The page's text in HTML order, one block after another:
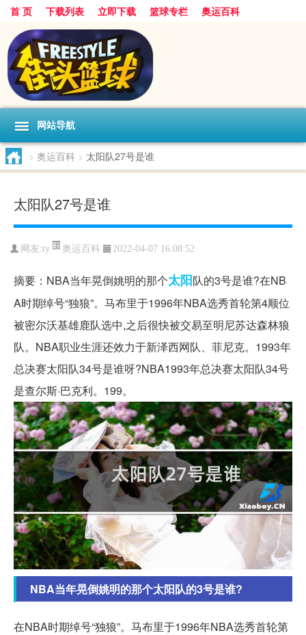
首 页 下载列表 立即下载 篮球专栏 奥运百科
网站导航
> 奥运百科 > 太阳队27号是谁
太阳队27号是谁
网友:ty 奥运百科 2022-04-07 16:08:52
摘要：NBA当年晃倒姚明的那个太阳队的3号是谁?在NB
A时期绰号“独狼”。马布里于1996年NBA选秀首轮第4顺位
被密尔沃基雄鹿队选中,之后很快被交易至明尼苏达森林狼
队。NBA职业生涯还效力于新泽西网队、菲尼克。1993年
总决赛太阳队34号是谁呀?NBA1993年总决赛太阳队34号
是查尔斯·巴克利。199。
NBA当年晃倒姚明的那个太阳队的3号是谁?
在NBA时期绰号“独狼”。马布里于1996年NBA选秀首轮第